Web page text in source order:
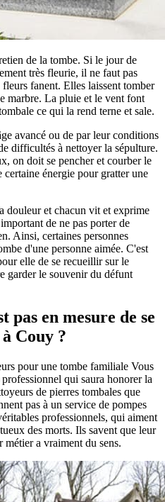
de la tombe. Si le jour de
très fleurie, il ne faut pas
fanent. Elles laissent tomber
marbre. La pluie et le vent font
ce qui la rend terne et sale.
avancé ou de par leur conditions
difficultés à nettoyer la sépulture.
on doit se pencher et courber le
énergie pour gratter une
douleur et chacun vit et exprime
de ne pas porter de
Ainsi, certaines personnes
d'une personne aimée. C'est
elle de se recueillir sur le
garder le souvenir du défunt
en mesure de se
Couy ?
pour une tombe familiale Vous
qui saura honorer la
de pierres tombales que
pas à un service de pompes
professionnels, qui aiment
des morts. Ils savent que leur
métier a vraiment du sens.